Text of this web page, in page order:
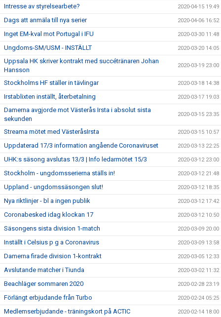
Intresse av styrelsearbete? 2020-04-15 19:49
Dags att anmäla till nya serier 2020-04-06 16:52
Inget EM-kval mot Portugal i IFU 2020-03-30 11:48
Ungdoms-SM/USM - INSTÄLLT 2020-03-20 14:05
Uppsala HK skriver kontrakt med succétränaren Johan
Hansson
2020-03-19 23:00
Stockholms HF ställer in tävlingar 2020-03-18 14:38
Irstablixten inställt, återbetalning 2020-03-17 19:03
Damerna avgjorde mot Västerås Irsta i absolut sista
sekunden
2020-03-15 23:35
Streama mötet med VästeråsIrsta 2020-03-15 10:57
Uppdaterad 17/3 information angående Coronaviruset 2020-03-13 22:25
UHK:s säsong avslutas 13/3 | Info ledarmötet 15/3 2020-03-12 23:00
Stockholm - ungdomsserierna ställs in! 2020-03-12 21:48
Uppland - ungdomssäsongen slut! 2020-03-12 18:35
Nya riktlinjer - bl a ingen publik 2020-03-12 17:42
Coronabesked idag klockan 17 2020-03-12 10:50
Säsongens sista division 1-match 2020-03-09 20:00
Inställt i Celsius p g a Coronavirus 2020-03-09 13:58
Damerna firade division 1-kontrakt 2020-03-05 12:33
Avslutande matcher i Tiunda 2020-03-02 11:32
Beachläger sommaren 2020 2020-02-28 23:19
Förlängt erbjudande från Turbo 2020-02-24 05:25
Medlemserbjudande - träningskort på ACTIC 2020-02-14 18:00